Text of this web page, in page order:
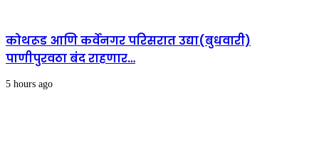
कोथरूड आणि कर्वेनगर परिसरात उद्या(बुधवारी)
पाणीपुरवठा बंद राहणार…
5 hours ago